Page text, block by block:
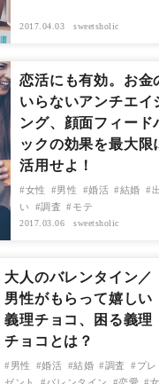
2017.04.03 sweetsholic
恋活にも有効。お金
いらないアンチエイ
ング、顔面フィード
ックの効果を最大限
活用せよ！
女性 男性 婚活 結婚
い
調査 モテ
2017.03.06 sweetsholic
大人のバレンタイン／
男性がもらって嬉しい
義理チョコ、困る義理
チョコとは？
男性 婚活 結婚 調査
プレ